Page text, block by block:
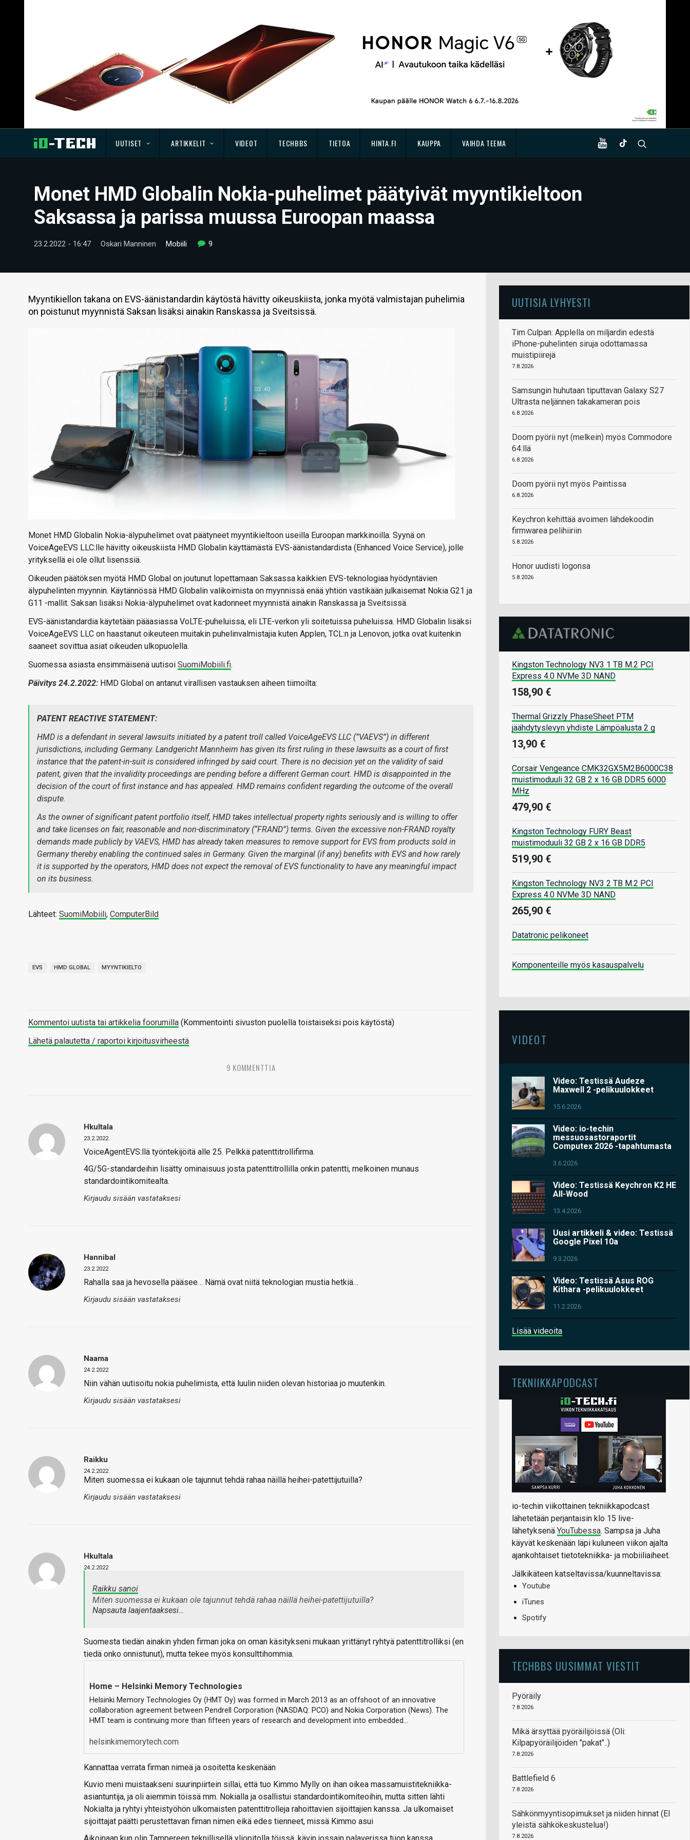
UUTISET ARTIKKELIT VIDEOT TECHBBS TIETOA HINTA.FI KAUPPA VAIHDA TEEMA
Monet HMD Globalin Nokia-puhelimet päätyivät myyntikieltoon
Saksassa ja parissa muussa Euroopan maassa
23.2.2022 - 16:47 Oskari Manninen Mobiili 9
Myyntikiellon takana on EVS-äänistandardin käytöstä hävitty oikeuskiista, jonka myötä valmistajan puhelimia
on poistunut myynnistä Saksan lisäksi ainakin Ranskassa ja Sveitsissä.
Monet HMD Globalin Nokia-älypuhelimet ovat päätyneet myyntikieltoon useilla Euroopan markkinoilla. Syynä on
VoiceAgeEVS LLC:lle hävitty oikeuskiista HMD Globalin käyttämästä EVS-äänistandardista (Enhanced Voice Service), jolle
yrityksellä ei ole ollut lisenssiä.
Oikeuden päätöksen myötä HMD Global on joutunut lopettamaan Saksassa kaikkien EVS-teknologiaa hyödyntävien
älypuhelinten myynnin. Käytännössä HMD Globalin valikoimista on myynnissä enää yhtiön vastikään julkaisemat Nokia G21 ja
G11 -mallit. Saksan lisäksi Nokia-älypuhelimet ovat kadonneet myynnistä ainakin Ranskassa ja Sveitsissä.
EVS-äänistandardia käytetään pääasiassa VoLTE-puheluissa, eli LTE-verkon yli soitetuissa puheluissa. HMD Globalin lisäksi
VoiceAgeEVS LLC on haastanut oikeuteen muitakin puhelinvalmistajia kuten Applen, TCL:n ja Lenovon, jotka ovat kuitenkin
saaneet sovittua asiat oikeuden ulkopuolella.
Suomessa asiasta ensimmäisenä uutisoi SuomiMobiili.fi.
Päivitys 24.2.2022: HMD Global on antanut virallisen vastauksen aiheen tiimoilta:
PATENT REACTIVE STATEMENT:
HMD is a defendant in several lawsuits initiated by a patent troll called VoiceAgeEVS LLC (”VAEVS”) in different
jurisdictions, including Germany. Landgericht Mannheim has given its first ruling in these lawsuits as a court of first
instance that the patent-in-suit is considered infringed by said court. There is no decision yet on the validity of said
patent, given that the invalidity proceedings are pending before a different German court. HMD is disappointed in the
decision of the court of first instance and has appealed. HMD remains confident regarding the outcome of the overall
dispute.
As the owner of significant patent portfolio itself, HMD takes intellectual property rights seriously and is willing to offer
and take licenses on fair, reasonable and non-discriminatory (“FRAND”) terms. Given the excessive non-FRAND royalty
demands made publicly by VAEVS, HMD has already taken measures to remove support for EVS from products sold in
Germany thereby enabling the continued sales in Germany. Given the marginal (if any) benefits with EVS and how rarely
it is supported by the operators, HMD does not expect the removal of EVS functionality to have any meaningful impact
on its business.
Lähteet: SuomiMobiili, ComputerBild
EVS HMD GLOBAL MYYNTIKIELTO
Kommentoi uutista tai artikkelia foorumilla (Kommentointi sivuston puolella toistaiseksi pois käytöstä)
Lähetä palautetta / raportoi kirjoitusvirheestä
9 KOMMENTTIA
Hkultala
23.2.2022
VoiceAgentEVS:llä työntekijöitä alle 25. Pelkkä patenttitrollifirma.
4G/5G-standardeihin lisätty ominaisuus josta patenttitrollilla onkin patentti, melkoinen munaus
standardointikomitealta.
Kirjaudu sisään vastataksesi
Hannibal
23.2.2022
Rahalla saa ja hevosella pääsee… Nämä ovat niitä teknologian mustia hetkiä…
Kirjaudu sisään vastataksesi
Naama
24.2.2022
Niin vähän uutisoitu nokia puhelimista, että luulin niiden olevan historiaa jo muutenkin.
Kirjaudu sisään vastataksesi
Raikku
24.2.2022
Miten suomessa ei kukaan ole tajunnut tehdä rahaa näillä heihei-patettijutuilla?
Kirjaudu sisään vastataksesi
Hkultala
24.2.2022
Raikku sanoi
Miten suomessa ei kukaan ole tajunnut tehdä rahaa näillä heihei-patettijutuilla?
Napsauta laajentaaksesi…
Suomesta tiedän ainakin yhden firman joka on oman käsitykseni mukaan yrittänyt ryhtyä patenttitrolliksi (en
tiedä onko onnistunut), mutta tekee myös konsulttihommia.
Home – Helsinki Memory Technologies
Helsinki Memory Technologies Oy (HMT Oy) was formed in March 2013 as an offshoot of an innovative
collaboration agreement between Pendrell Corporation (NASDAQ: PCO) and Nokia Corporation (News). The
HMT team is continuing more than fifteen years of research and development into embedded…
helsinkimemorytech.com
Kannattaa verrata firman nimeä ja osoitetta keskenään
Kuvio meni muistaakseni suurinpiirtein sillai, että tuo Kimmo Mylly on ihan oikea massamuistitekniikka-
asiantuntija, ja oli aiemmin töissä mm. Nokialla ja osallistui standardointikomiteoihin, mutta sitten lähti
Nokialta ja ryhtyi yhteistyöhön ulkomaisten patenttitrolleja rahoittavien sijoittajien kanssa. Ja ulkomaiset
sijoittajat päätti perustettavan fiman nimen eikä edes tienneet, missä Kimmo asui
UUTISIA LYHYESTI
Tim Culpan: Applella on miljardin edestä
iPhone-puhelinten siruja odottamassa
muistipiirejä
7.8.2026
Samsungin huhutaan tiputtavan Galaxy S27
Ultrasta neljännen takakameran pois
6.8.2026
Doom pyörii nyt (melkein) myös Commodore
64:llä
6.8.2026
Doom pyörii nyt myös Paintissa
6.8.2026
Keychron kehittää avoimen lähdekoodin
firmwarea pelihiiriin
5.8.2026
Honor uudisti logonsa
5.8.2026
Kingston Technology NV3 1 TB M.2 PCI
Express 4.0 NVMe 3D NAND
158,90 €
Thermal Grizzly PhaseSheet PTM
jäähdytyslevyn yhdiste Lämpöalusta 2 g
13,90 €
Corsair Vengeance CMK32GX5M2B6000C38
muistimoduuli 32 GB 2 x 16 GB DDR5 6000
MHz
479,90 €
Kingston Technology FURY Beast
muistimoduuli 32 GB 2 x 16 GB DDR5
519,90 €
Kingston Technology NV3 2 TB M.2 PCI
Express 4.0 NVMe 3D NAND
265,90 €
Datatronic pelikoneet
Komponenteille myös kasauspalvelu
VIDEOT
Video: Testissä Audeze
Maxwell 2 -pelikuulokkeet
15.6.2026
Video: io-techin
messuosastoraportit
Computex 2026 -tapahtumasta
3.6.2026
Video: Testissä Keychron K2 HE
All-Wood
13.4.2026
Uusi artikkeli & video: Testissä
Google Pixel 10a
9.3.2026
Video: Testissä Asus ROG
Kithara -pelikuulokkeet
11.2.2026
Lisää videoita
TEKNIIKKAPODCAST
io-techin viikottainen tekniikkapodcast
lähetetään perjantaisin klo 15 live-
lähetyksenä YouTubessa. Sampsa ja Juha
käyvät keskenään läpi kuluneen viikon ajalta
ajankohtaiset tietotekniikka- ja mobiiliaiheet.
Jälkikäteen katseltavissa/kuunneltavissa:
Youtube
iTunes
Spotify
TECHBBS UUSIMMAT VIESTIT
Pyöräily
7.8.2026
Mikä ärsyttää pyöräilijöissä (Oli:
Kilpapyöräilijöiden "pakat"..)
7.8.2026
Battlefield 6
7.8.2026
Sähkönmyyntisopimukset ja niiden hinnat (EI
yleistä sähkökeskustelua!)
7.8.2026